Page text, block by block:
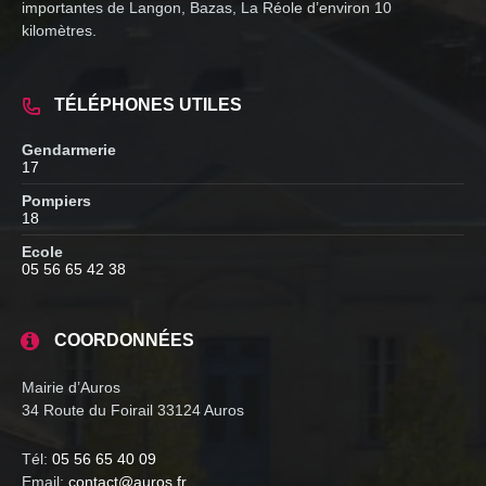
importantes de Langon, Bazas, La Réole d’environ 10
kilomètres.
TÉLÉPHONES UTILES
Gendarmerie
17
Pompiers
18
Ecole
05 56 65 42 38
COORDONNÉES
Mairie d’Auros
34 Route du Foirail 33124 Auros
Tél: 05 56 65 40 09
Email: contact@auros.fr